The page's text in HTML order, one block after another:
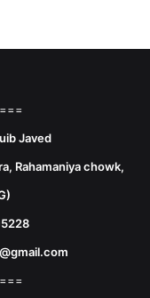
Javed
Rahamaniya chowk,